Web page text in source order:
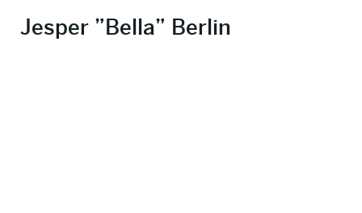
Jesper ”Bella” Berlin